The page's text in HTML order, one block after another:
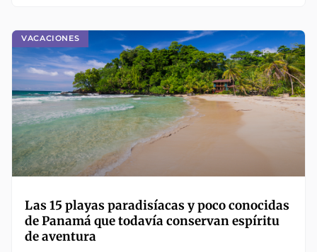
VACACIONES
Las 15 playas paradisíacas y poco conocidas
de Panamá que todavía conservan espíritu
de aventura